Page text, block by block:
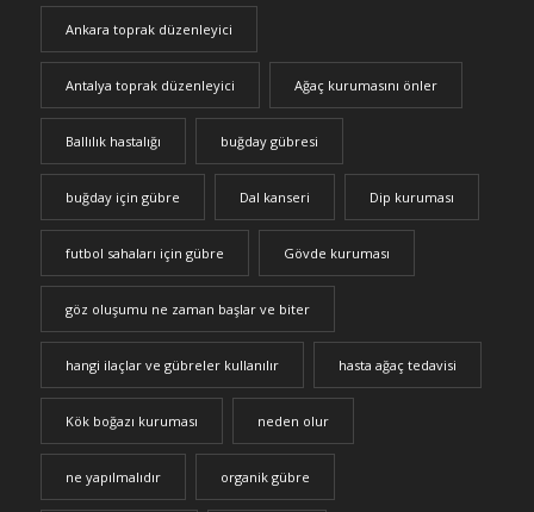
Ankara toprak düzenleyici
Antalya toprak düzenleyici Ağaç kurumasını önler
Ballılık hastalığı buğday gübresi
buğday için gübre Dal kanseri Dip kuruması
futbol sahaları için gübre Gövde kuruması
göz oluşumu ne zaman başlar ve biter
hangi ilaçlar ve gübreler kullanılır hasta ağaç tedavisi
Kök boğazı kuruması neden olur
ne yapılmalıdır organik gübre